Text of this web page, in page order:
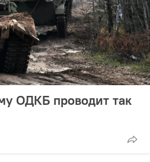
ОДКБ проводит так